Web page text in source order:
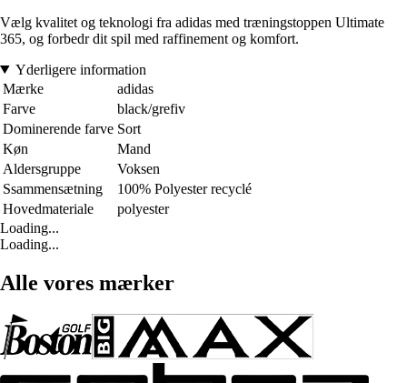
Vælg kvalitet og teknologi fra adidas med træningstoppen Ultimate
365, og forbedr dit spil med raffinement og komfort.
Yderligere information
Mærke
adidas
Farve
black/grefiv
Dominerende farve Sort
Køn
Mand
Aldersgruppe
Voksen
Ssammensætning
100% Polyester recyclé
Hovedmateriale
polyester
Loading...
Loading...
Alle vores mærker